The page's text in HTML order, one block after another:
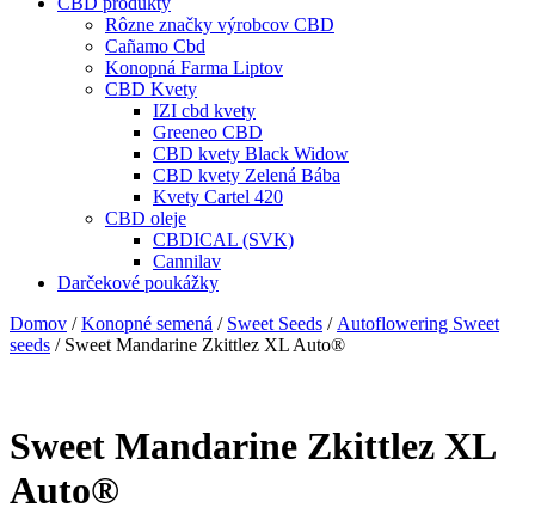
Rôzne značky výrobcov CBD
Cañamo Cbd
Konopná Farma Liptov
CBD Kvety
IZI cbd kvety
Greeneo CBD
CBD kvety Black Widow
CBD kvety Zelená Bába
Kvety Cartel 420
CBD oleje
CBDICAL (SVK)
Cannilav
Darčekové poukážky
Domov /Konopné semená / Sweet Seeds / Autoflowering Sweet
seeds / Sweet Mandarine Zkittlez XL Auto®
Sweet Mandarine Zkittlez XL
Auto®